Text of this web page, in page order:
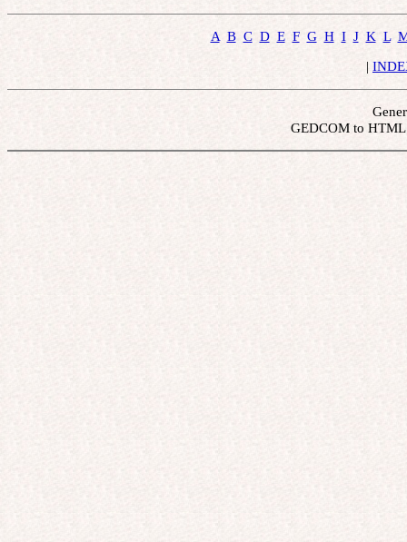
A B C D E F G H I J K L
|
GEDCOM to